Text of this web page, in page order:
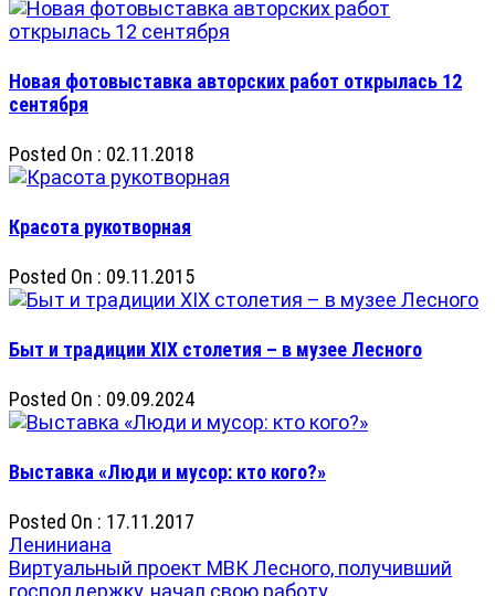
Новая фотовыставка авторских работ открылась 12
сентября
Posted On : 02.11.2018
Красота рукотворная
Posted On : 09.11.2015
Быт и традиции XIX столетия – в музее Лесного
Posted On : 09.09.2024
Выставка «Люди и мусор: кто кого?»
Posted On : 17.11.2017
Навигация
по
Previous
post:
Лениниана
Next
post:
Виртуальный проект МВК Лесного, получивший
господдержку, начал свою работу